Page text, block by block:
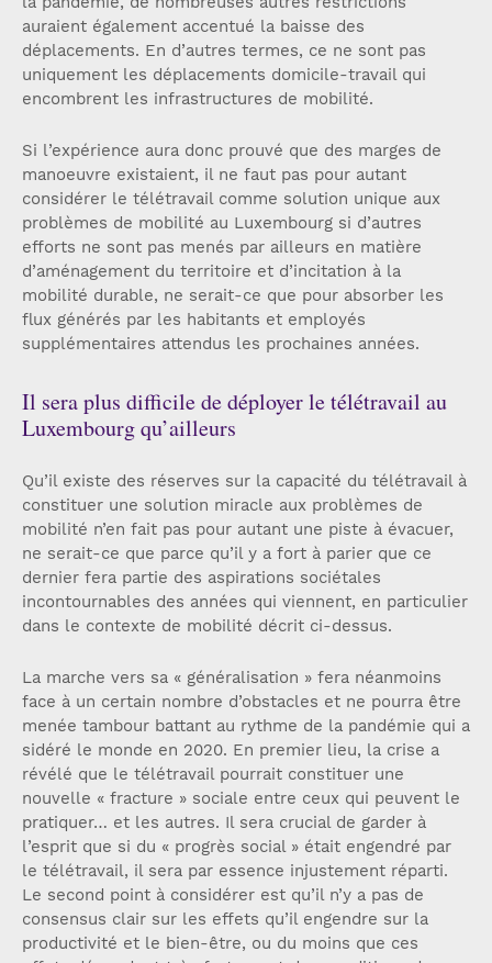
auraient également accentué la baisse des
déplacements. En d’autres termes, ce ne sont pas
uniquement les déplacements domicile-travail qui
encombrent les infrastructures de mobilité.
Si l’expérience aura donc prouvé que des marges de
manoeuvre existaient, il ne faut pas pour autant
considérer le télétravail comme solution unique aux
problèmes de mobilité au Luxembourg si d’autres
efforts ne sont pas menés par ailleurs en matière
d’aménagement du territoire et d’incitation à la
mobilité durable, ne serait-ce que pour absorber les
flux générés par les habitants et employés
supplémentaires attendus les prochaines années.
Il sera plus difficile de déployer le télétravail au
Luxembourg qu’ailleurs
Qu’il existe des réserves sur la capacité du télétravail à
constituer une solution miracle aux problèmes de
mobilité n’en fait pas pour autant une piste à évacuer,
ne serait-ce que parce qu’il y a fort à parier que ce
dernier fera partie des aspirations sociétales
incontournables des années qui viennent, en particulier
dans le contexte de mobilité décrit ci-dessus.
La marche vers sa « généralisation » fera néanmoins
face à un certain nombre d’obstacles et ne pourra être
menée tambour battant au rythme de la pandémie qui a
sidéré le monde en 2020. En premier lieu, la crise a
révélé que le télétravail pourrait constituer une
nouvelle « fracture » sociale entre ceux qui peuvent le
pratiquer… et les autres. Il sera crucial de garder à
l’esprit que si du « progrès social » était engendré par
le télétravail, il sera par essence injustement réparti.
Le second point à considérer est qu’il n’y a pas de
consensus clair sur les effets qu’il engendre sur la
productivité et le bien-être, ou du moins que ces